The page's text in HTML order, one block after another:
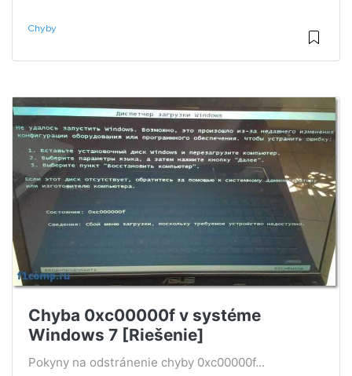
Chyby
Chyba 0xc00000f v systéme
Windows 7 [Riešenie]
Pokyny na odstránenie chyby 0xc00000f...